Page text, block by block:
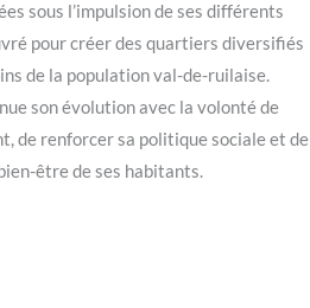
sous l’impulsion de ses différents
pour créer des quartiers diversifiés
de la population val-de-ruilaise.
son évolution avec la volonté de
de renforcer sa politique sociale et de
être de ses habitants.